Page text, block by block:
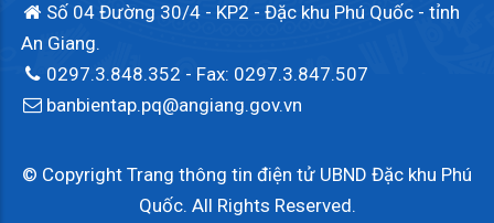
Số 04 Đường 30/4 - KP2 - Đặc khu Phú Quốc - tỉnh
An Giang.
0297.3.848.352 - Fax: 0297.3.847.507
banbientap.pq@angiang.gov.vn
© Copyright Trang thông tin điện tử UBND Đặc khu Phú
Quốc. All Rights Reserved.